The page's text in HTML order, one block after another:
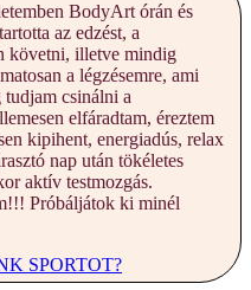
BodyArt órán és
az edzést, a
követni, illetve mindig
a légzésemre, ami
tudjam csinálni a
elfáradtam, éreztem
kipihent, energiadús, relax
nap után tökéletes
aktív testmozgás.
Próbáljátok ki minél
SPORTOT?